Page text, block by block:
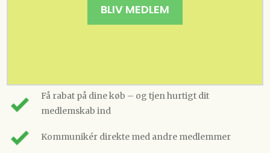
BLIV MEDLEM
Få rabat på dine køb – og tjen hurtigt dit
medlemskab ind
Kommunikér direkte med andre medlemmer